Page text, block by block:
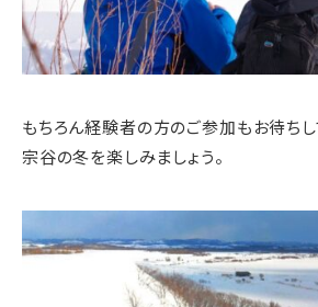
もちろん経験者の方のご参加もお待ちし
宗谷の冬を楽しみましょう。